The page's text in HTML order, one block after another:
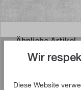
Ähnliche Artikel
Wir
Diese Website